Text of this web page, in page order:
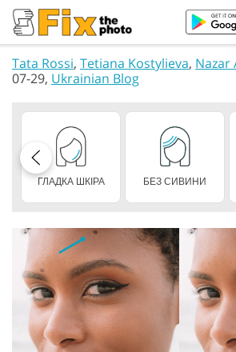
Tata Rossi, Tetiana Kostylieva, Nazar
07-29, Ukrainian Blog
ГЛАДКА ШКІРА БЕЗ СИВИНИ